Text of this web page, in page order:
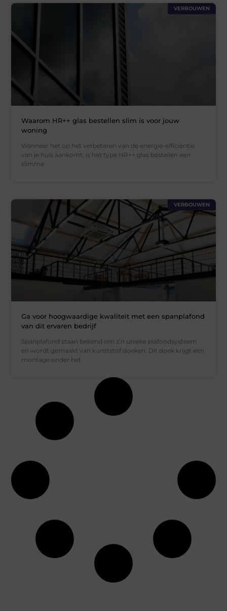
VERBOUWEN
Waarom HR++ glas bestellen slim is voor jouw
woning
Wanneer het op het verbeteren van de energie-efficiëntie
van je huis aankomt, is het type HR++ glas bestellen een
slimme
VERBOUWEN
Ga voor hoogwaardige kwaliteit met een spanplafond
van dit ervaren bedrijf
Spanplafond staan bekend om z’n unieke plafondsysteem
en wordt gemaakt van kunststof doeken. Dit doek krijgt een
montage onder het